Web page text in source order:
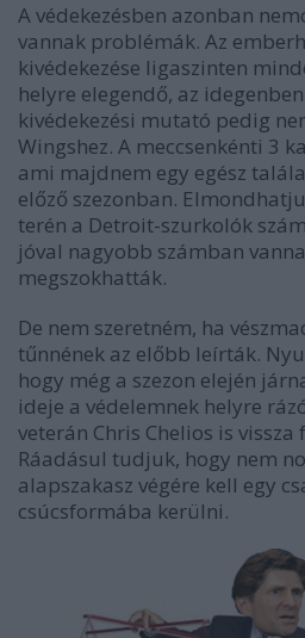
A védekezésben azonban
vannak problémák. Az
kivédekezése ligaszinten
helyre elegendő, az
kivédekezési mutató pedig
Wingshez. A meccsenkénti 3
ami majdnem egy egész
előző szezonban.
terén a Detroit-szurkolók
jóval nagyobb számban
megszokhatták.
De nem szeretném, ha
tűnnének az előbb leírták.
hogy még a szezon elején
ideje a védelemnek helyre
veterán Chris Chelios is
Ráadásul tudjuk, hogy nem
alapszakasz végére kell egy
csúcsformába kerülni.